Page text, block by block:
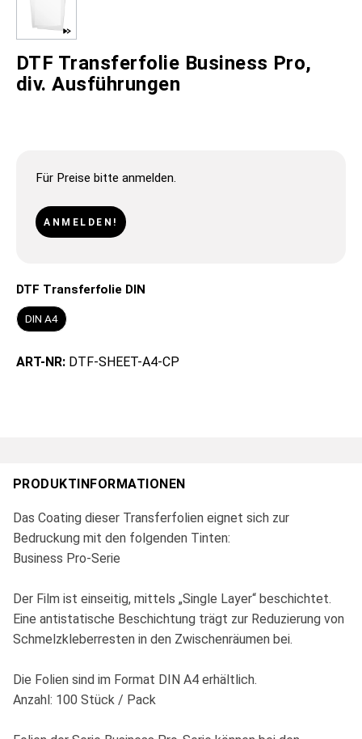
DTF Transferfolie Business Pro,
div. Ausführungen
Für Preise bitte anmelden.
ANMELDEN!
DTF Transferfolie DIN
DIN A4
ART-NR: DTF-SHEET-A4-CP
PRODUKTINFORMATIONEN
Das Coating dieser Transferfolien eignet sich zur
Bedruckung mit den folgenden Tinten:
Business Pro-Serie
Der Film ist einseitig, mittels „Single Layer“ beschichtet.
Eine antistatische Beschichtung trägt zur Reduzierung von
Schmelzkleberresten in den Zwischenräumen bei.
Die Folien sind im Format DIN A4 erhältlich.
Anzahl: 100 Stück / Pack